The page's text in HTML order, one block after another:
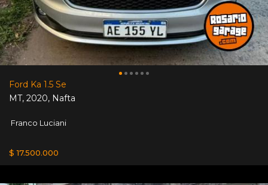
Ford Ka 1.5 Se
MT, 2020, Nafta
Franco Luciani
$ 17.500.000